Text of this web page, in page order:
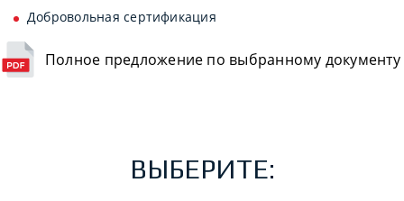
Добровольная сертификация
Полное предложение по выбранному документу
ВЫБЕРИТЕ: